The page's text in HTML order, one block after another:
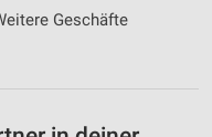
Geschäfte